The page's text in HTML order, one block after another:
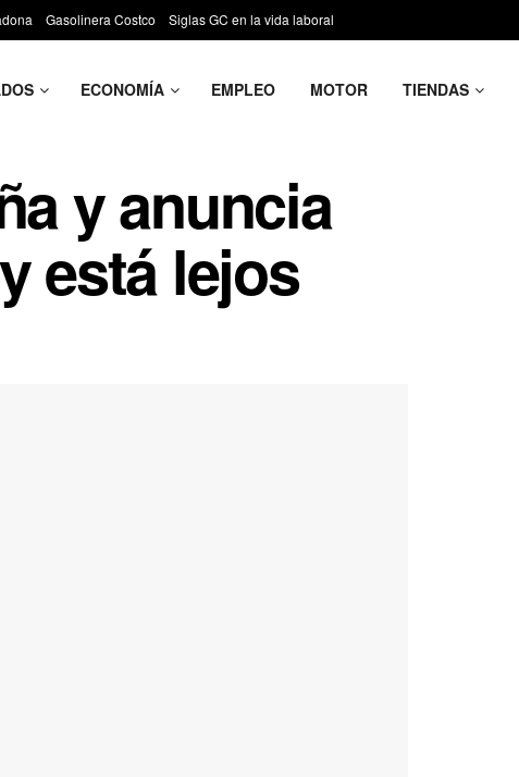
Gasolinera Costco Siglas GC en la vida laboral
ECONOMÍA EMPLEO MOTOR TIENDAS
y anuncia
está lejos